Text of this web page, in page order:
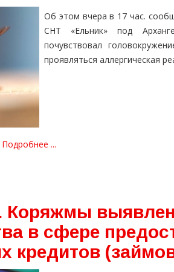
Об этом вчера в 17 час.
СНТ «Ельник» под
почувствовал
проявляться аллергическая
Подробнее ...
Коряжмы
в сфере
кредитов